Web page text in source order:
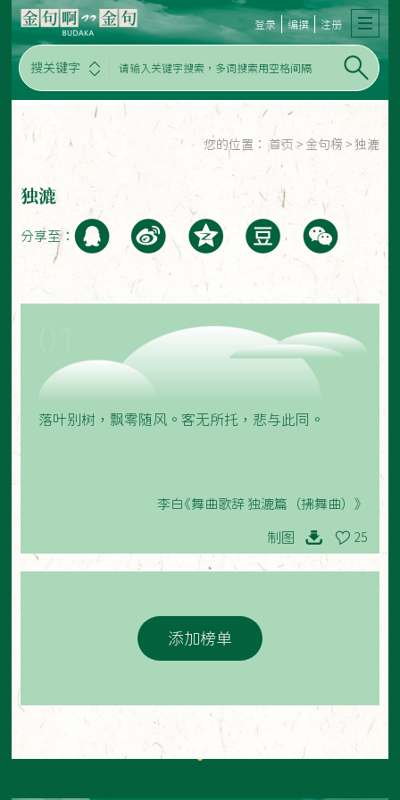
搜关键字
登录 编撰 注册
您的位置： 首页 > 金句榜 > 独漉
独漉
分享至：
落叶别树，飘零随风。客无所托，悲与此同。
李白《舞曲歌辞 独漉篇（拂舞曲）》
制图 25
添加榜单